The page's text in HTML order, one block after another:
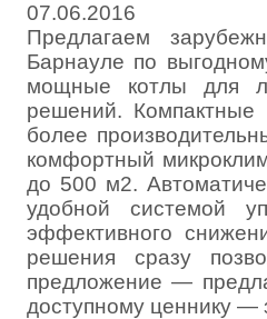
07.06.2016
Предлагаем
Барнауле по
мощные котлы для
решений.
более
комфортный
до 500 м2.
удобной системой
эффективного
решения сразу
предложение —
доступному ценнику —